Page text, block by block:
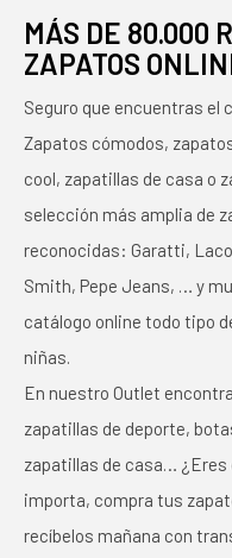
MÁS DE 80.000
ZAPATOS
Seguro que encuentras el
Zapatos cómodos,
cool, zapatillas de casa o
selección más amplia de
reconocidas: Garatti,
Smith, Pepe Jeans, … y
catálogo online todo tipo
niñas.
En nuestro Outlet
zapatillas de deporte,
zapatillas de casa… ¿Eres
importa, compra tus
recíbelos mañana con